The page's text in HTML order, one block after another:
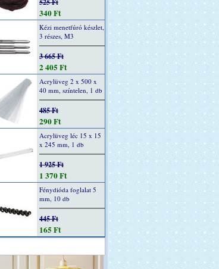
525 Ft
340 Ft
Kézi menetfúró készlet,
3 részes, M3
3 665 Ft
2 405 Ft
Acrylüveg 2 x 500 x
40 mm, színtelen, 1 db
485 Ft
290 Ft
Acrylüveg léc 15 x 15
x 245 mm, 1 db
1 925 Ft
1 370 Ft
Fénydióda foglalat 5
mm, 10 db
445 Ft
165 Ft